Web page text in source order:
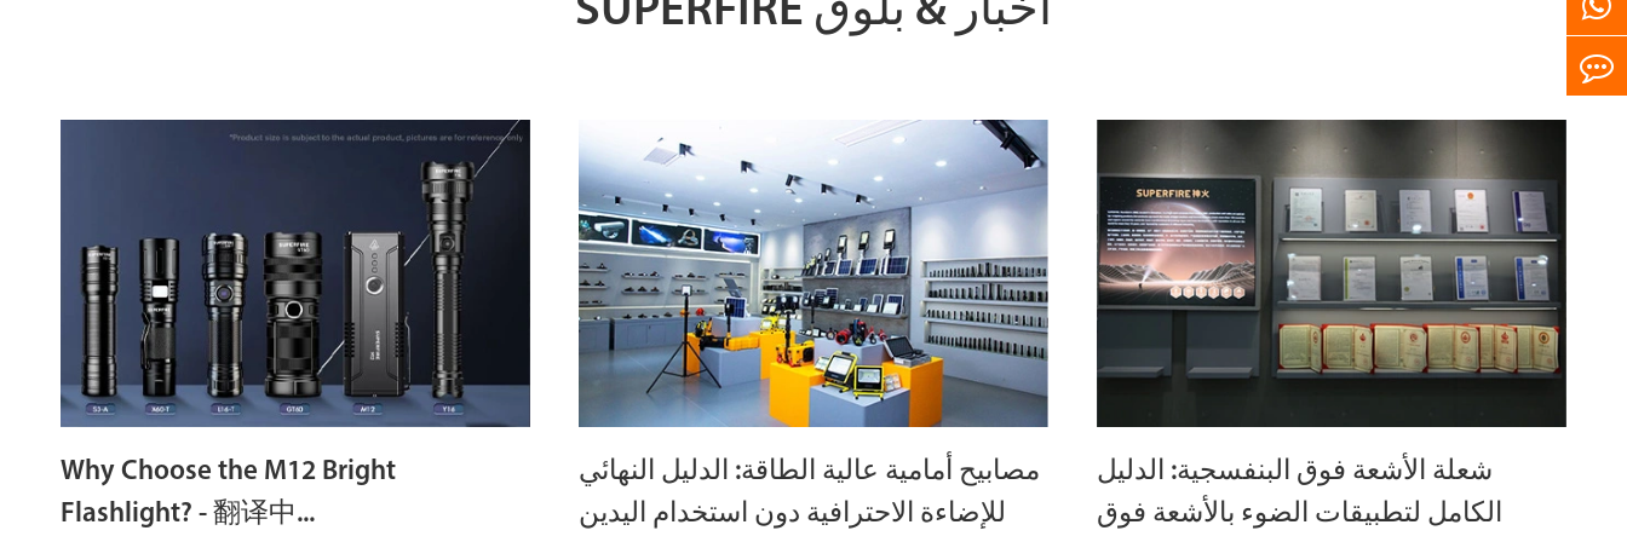
SUPERFIRE أخبار & بلوق
Why Choose the M12 Bright
Flashlight? - 翻译中...
مصابيح أمامية عالية الطاقة: الدليل النهائي
للإضاءة الاحترافية دون استخدام اليدين
شعلة الأشعة فوق البنفسجية: الدليل
الكامل لتطبيقات الضوء بالأشعة فوق